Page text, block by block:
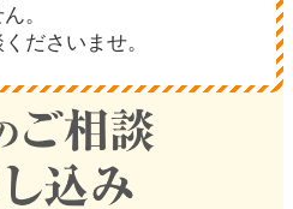
。
ださいませ。